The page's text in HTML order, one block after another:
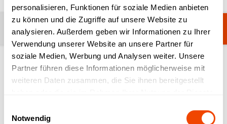
personalisieren, Funktionen für soziale Medien anbieten
zu können und die Zugriffe auf unsere Website zu
analysieren. Außerdem geben wir Informationen zu Ihrer
Verwendung unserer Website an unsere Partner für
soziale Medien, Werbung und Analysen weiter. Unsere
Partner führen diese Informationen möglicherweise mit
weiteren Daten zusammen, die Sie ihnen bereitgestellt
Notwendig
Noch keine Filter ausgewählt. Filter
1-20 von 29 Produkten